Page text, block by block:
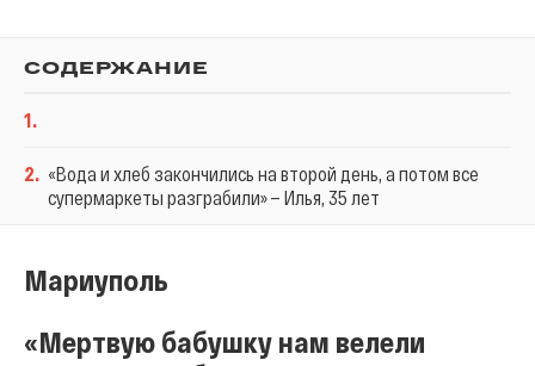
СОДЕРЖАНИЕ
1.
2. «Вода и хлеб закончились на второй день, а потом все
супермаркеты разграбили» — Илья, 35 лет
Мариуполь
«Мертвую бабушку нам велели